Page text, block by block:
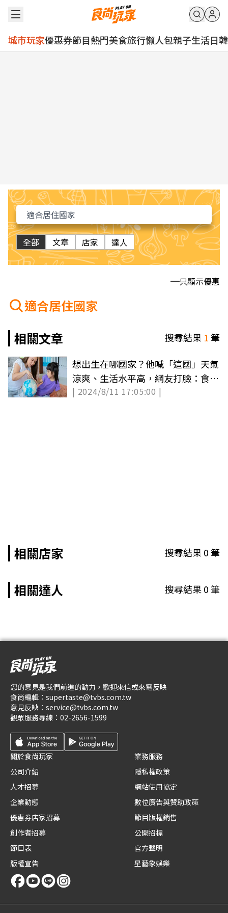
城市玩家優惠券節目熱門美食旅行懶人包親子生活日韓
全部 文章 店家 達人
只顯示優惠
適合居住國家
相關文章
搜尋結果 1筆
想出生在哪國家？他喊「這國」天氣
涼爽、生活水平高，網友打臉：食物
超難吃
| 2024/8/11 17:05:00 |
相關店家 搜尋結果0筆
相關達人 搜尋結果0筆
您的意見是我們前進的動力，歡迎來信或來電反映
食尚編輯： supertaste@tvbs.com.tw
意見反映： service@tvbs.com.tw
觀眾服務專線： 02-2656-1599
關於食尚玩家
公司介紹
人才招募
企業動態
優惠券店家招募
創作者招募
節目表
版權宣告
業務服務
隱私權政策
網站使用協定
數位廣告與贊助政策
節目版權銷售
公開招標
官方聲明
星藝象娛樂